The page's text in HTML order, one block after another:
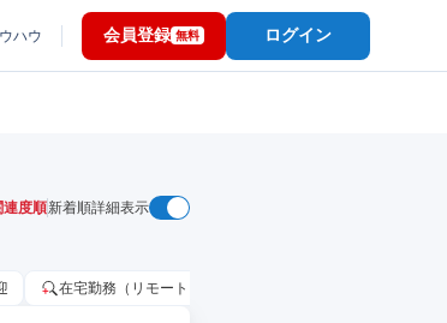
ハウ 会員登録 無料 ログイン
連度順新着順詳細表示
在宅勤務（リモートワーク）OK